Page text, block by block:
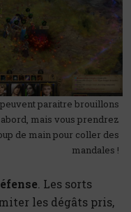
paraitre brouillons
mais vous prendrez
de main pour coller des
mandales !
. Les sorts
les dégâts pris,